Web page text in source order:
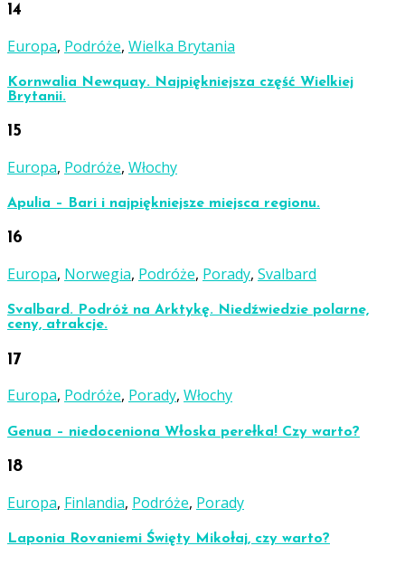
14
Europa, Podróże, Wielka Brytania
Kornwalia Newquay. Najpiękniejsza część Wielkiej
Brytanii.
15
Europa, Podróże, Włochy
Apulia – Bari i najpiękniejsze miejsca regionu.
16
Europa, Norwegia, Podróże, Porady, Svalbard
Svalbard. Podróż na Arktykę. Niedźwiedzie polarne,
ceny, atrakcje.
17
Europa, Podróże, Porady, Włochy
Genua – niedoceniona Włoska perełka! Czy warto?
18
Europa, Finlandia, Podróże, Porady
Laponia Rovaniemi Święty Mikołaj, czy warto?